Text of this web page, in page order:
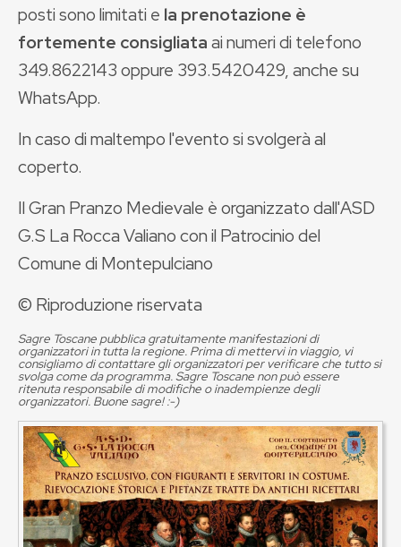
posti sono limitati e la prenotazione è
fortemente consigliataai numeri di telefono
349.8622143 oppure 393.5420429, anche su
WhatsApp.
In caso di maltempo l'evento si svolgerà al
coperto.
Il Gran Pranzo Medievale è organizzato dall'ASD
G.S La Rocca Valiano con il Patrocinio del
Comune di Montepulciano
© Riproduzione riservata
Sagre Toscane pubblica gratuitamente manifestazioni di
organizzatori in tutta la regione. Prima di mettervi in viaggio, vi
consigliamo di contattare gli organizzatori per verificare che tutto si
svolga come da programma. Sagre Toscane non può essere
ritenuta responsabile di modifiche o inadempienze degli
organizzatori. Buone sagre! :-)